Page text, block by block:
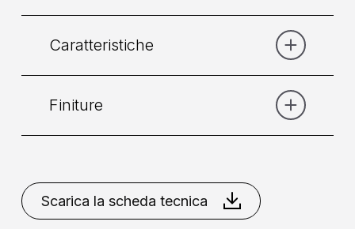
Caratteristiche
Installazione: Senza Incasso
Finiture
Bianco Opaco Cromo
Nero
Opaco
Verde Pastello
Scarica la scheda tecnica